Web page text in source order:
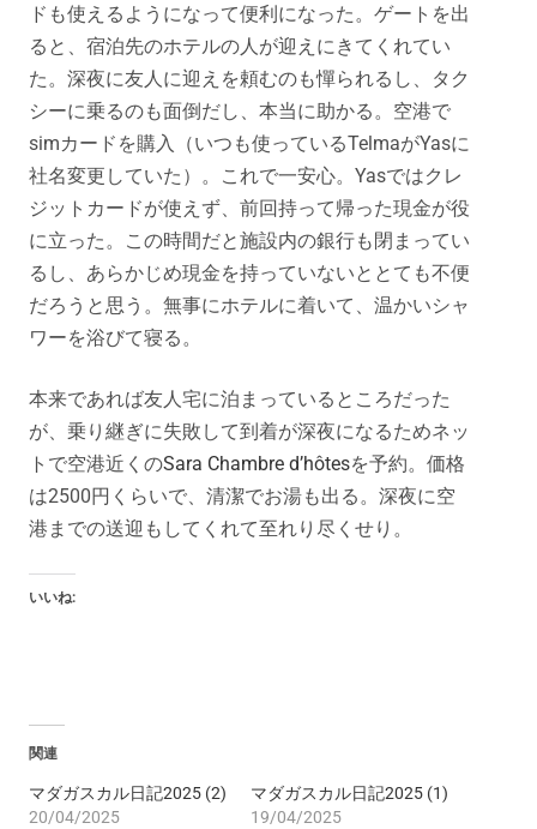
ドも使えるようになって便利になった。ゲートを出
ると、宿泊先のホテルの人が迎えにきてくれてい
た。深夜に友人に迎えを頼むのも憚られるし、タク
シーに乗るのも面倒だし、本当に助かる。空港で
simカードを購入（いつも使っているTelmaがYasに
社名変更していた）。これで一安心。Yasではクレ
ジットカードが使えず、前回持って帰った現金が役
に立った。この時間だと施設内の銀行も閉まってい
るし、あらかじめ現金を持っていないととても不便
だろうと思う。無事にホテルに着いて、温かいシャ
ワーを浴びて寝る。
本来であれば友人宅に泊まっているところだった
が、乗り継ぎに失敗して到着が深夜になるためネッ
トで空港近くのSara Chambre d’hôtesを予約。価格
は2500円くらいで、清潔でお湯も出る。深夜に空
港までの送迎もしてくれて至れり尽くせり。
いいね:
関連
マダガスカル日記2025 (2)
20/04/2025
マダガスカル日記2025 (1)
19/04/2025